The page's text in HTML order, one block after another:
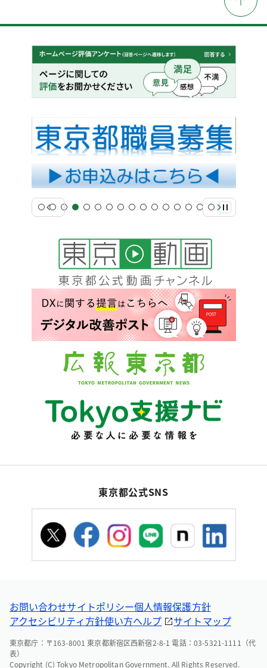
東京都公式SNS
お問い合わせサイトポリシー個人情報保護方針
アクセシビリティ方針使い方ヘルプ サイトマップ
東京都庁：〒163-8001 東京都新宿区西新宿2-8-1 電話：03-5321-1111（代
表）
Copyright (C) Tokyo Metropolitan Government. All Rights Reserved.